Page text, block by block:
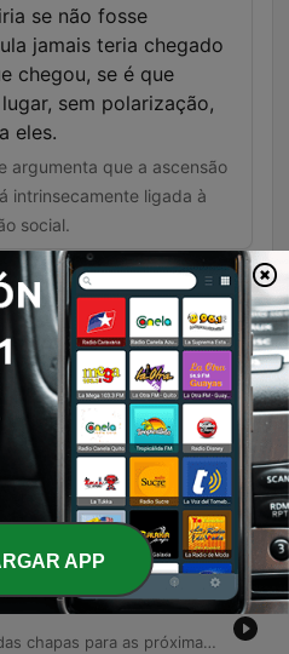
se não fosse
jamais teria chegado
chegou, se é que
sem polarização,
eles.
argumenta que a ascensão
intrinsecamente ligada à
social.
do Discord no Brasil
O episódio aborda a tentativa da AGU de banir o Discord no Brasil, discutindo como pautas de proteção à criança e à mulher podem ser utilizadas como pretexto para censura e monitoramento estatal. Os interlocutores criticam a falência do Estado em punir crimes individualmente, alertando para o risco de uma vigilância estilo 'Big Brother' que compromete a segurança jurídica e transforma o Estado de Direito em um modelo policialesco. A discussão avança para as recentes movimentações no STF, analisando a redução de pena de uma condenada pelos atos de 8 de janeiro e o possível desgaste da imagem do ministro Alexandre de Moraes. O debate encerra com análises sobre a politização das instituições, investigações da Polícia Federal, o impacto do identitarismo na política e um panorama econômico do fechamento do mercado brasileiro.
para Telegram enviar
O episódio aborda as tensões entre os poderes no Brasil, analisando as implicações políticas do encontro entre Alexandre de Moraes, Davi Alcolumbre e o presidente Lula, além de discutir a percepção de 'juristocracia' e o uso de punições disciplinares pelo CNJ contra magistrados. O debate explora como a instrumentalização da justiça pode impactar o Estado de Direito. Na esfera econômica, os interlocutores discutem o cenário crítico de juros reais no país, o impacto da reforma tributária e o déficit fiscal do governo Lula. O programa também analisa movimentações políticas de figuras como Zema e Nicolas Ferreira, além de refletir sobre as limitações à liberdade de expressão e a importância de uma atuação ativa do Congresso Nacional para o equilíbrio democrático.
Alfredo Gaspar como
O episódio analisa a definição das chapas para as próximas eleições, com foco no anúncio de Alfredo Gaspar como vice de Flávio Bolsonaro e o impacto estratégico de sua experiência em segurança pública e presença no Nordeste. O debate aborda a importância da competência técnica sobre narrativas identitárias na composição política. A discussão avança para investigações envolvendo repasses financeiros ao chefe de gabinete do governo Lula e as implicações políticas de encontros privados entre o ministro Alexandre de Moraes, o presidente Lula e o presidente do Senado. O programa encerra abordando a crise de credibilidade do Judiciário e as recentes tensões diplomáticas entre Brasil e Estados Unidos.
APP